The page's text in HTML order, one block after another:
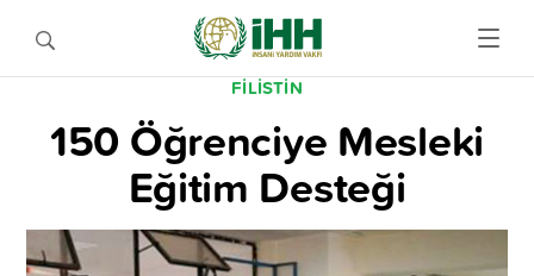
FILISTIN
150 Öğrenciye Mesleki
Eğitim Desteği